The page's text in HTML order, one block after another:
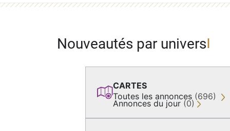
Nouveautés par univers
CARTES
Toutes les annonces (696)
Annonces du jour (0)